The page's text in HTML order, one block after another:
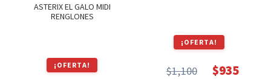
ASTERIX EL GALO MIDI
RENGLONES
¡OFERTA!
¡OFERTA!
$1,100 $935